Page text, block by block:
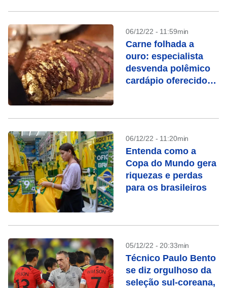
06/12/22 - 11:59min
Carne folhada a
ouro: especialista
desvenda polêmico
cardápio oferecido
06/12/22 - 11:20min
Entenda como a
Copa do Mundo gera
riquezas e perdas
para os brasileiros
05/12/22 - 20:33min
Técnico Paulo Bento
se diz orgulhoso da
seleção sul-coreana,